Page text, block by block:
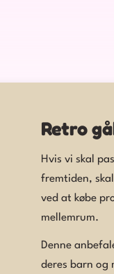
Retro
Hvis vi skal
fremtiden,
ved at købe
mellemrum.
Denne
deres barn og